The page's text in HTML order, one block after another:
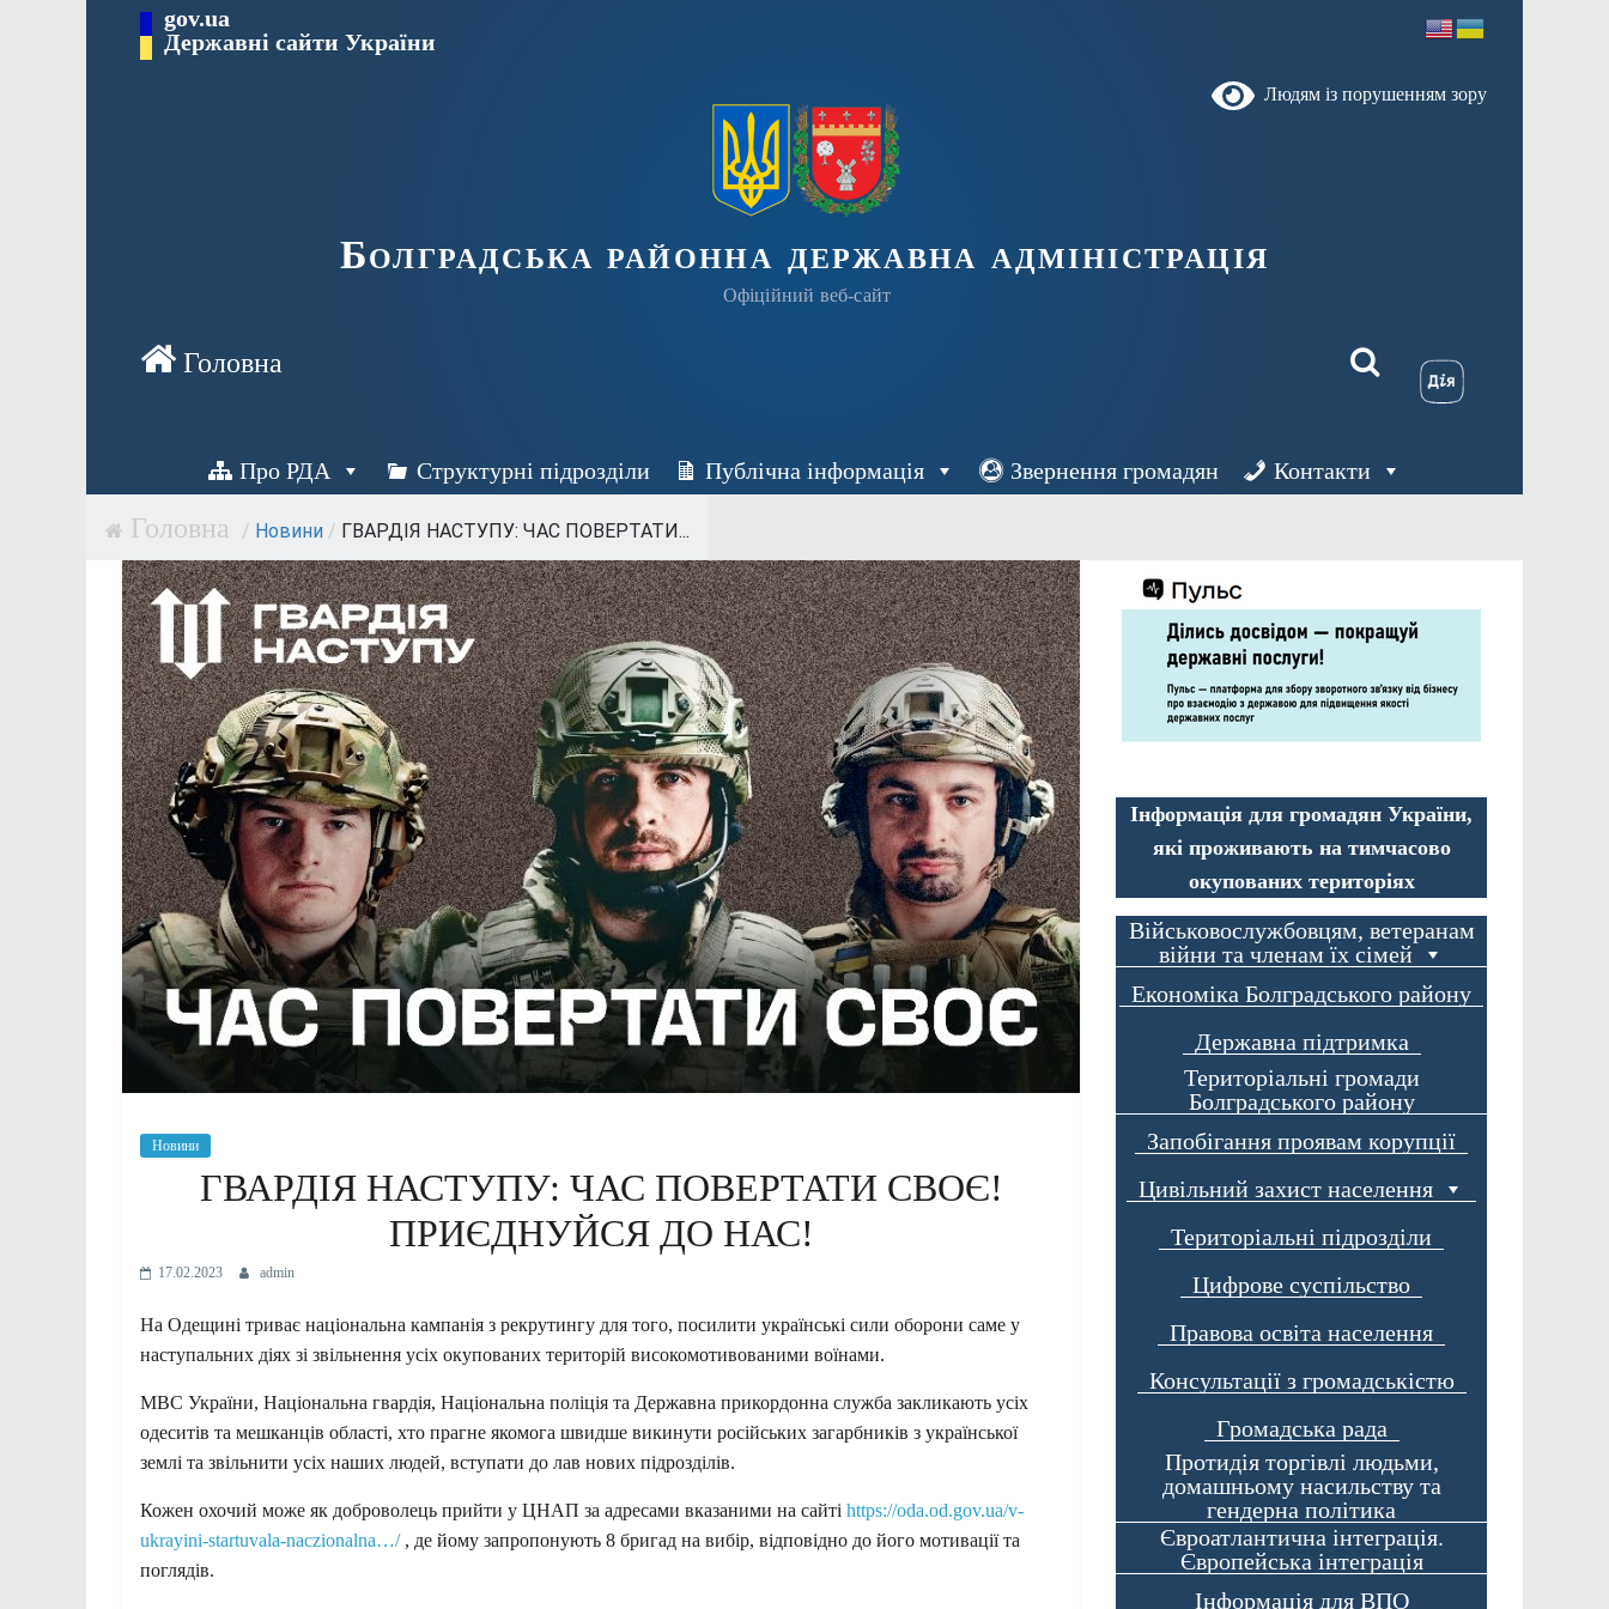
Перейти gov.ua
Державні сайти України
Людям із порушенням зору
Болградська районна державна адміністрація
Офіційний веб-сайт
Про РДА Структурні підрозділи Публічна інформація Звернення громадян Контакти
/ Новини / ГВАРДІЯ НАСТУПУ: ЧАС ПОВЕРТАТИ...
Новини
ГВАРДІЯ НАСТУПУ: ЧАС ПОВЕРТАТИ СВОЄ!
ПРИЄДНУЙСЯ ДО НАС!
17.02.2023 admin
На Одещині триває національна кампанія з рекрутингу для того, посилити українські сили оборони саме у
наступальних діях зі звільнення усіх окупованих територій високомотивованими воїнами.
МВС України, Національна гвардія, Національна поліція та Державна прикордонна служба закликають усіх
одеситів та мешканців області, хто прагне якомога швидше викинути російських загарбників з української
землі та звільнити усіх наших людей, вступати до лав нових підрозділів.
Кожен охочий може як доброволець прийти у ЦНАП за адресами вказаними на сайті https://oda.od.gov.ua/v-
ukrayini-startuvala-naczionalna…/, де йому запропонують 8 бригад на вибір, відповідно до його мотивації та
поглядів.
Інформація для громадян України,
які проживають на тимчасово
окупованих територіях
Військовослужбовцям, ветеранам
війни та членам їх сімей
Економіка Болградського району
Державна підтримка
Територіальні громади
Болградського району
Запобігання проявам корупції
Цивільний захист населення
Територіальні підрозділи
Цифрове суспільство
Правова освіта населення
Консультації з громадськістю
Громадська рада
Протидія торгівлі людьми,
домашньому насильству та
гендерна політика
Євроатлантична інтеграція.
Європейська інтеграція
Інформація для ВПО